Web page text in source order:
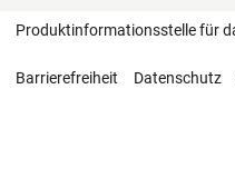
Produktinformationsstelle für
Barrierefreiheit Datenschutz